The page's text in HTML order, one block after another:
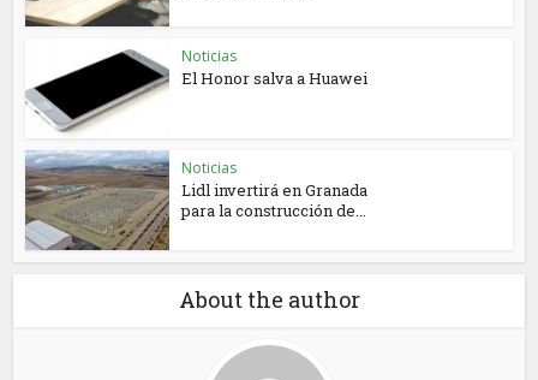
Noticias
El Honor salva a Huawei
Noticias
Lidl invertirá en Granada
para la construcción de...
About the author